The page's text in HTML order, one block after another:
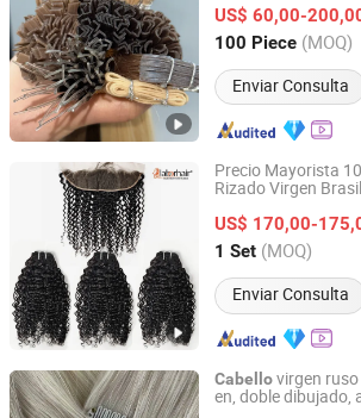
extensión de
US$ 60,00-
100 Piece (MOQ)
Enviar Consulta
Shandong, China Desde
Precio Mayorista
Rizado Virgen
13X4 Cierre Frontal
para una Cabeza
US$ 170,00-
1 Set (MOQ)
Enviar Consulta
Guangzhou Labor Hair Factory
Guangdong, China Desde
Cabellovirgen
en, doble dibujado,
Juancheng Sunze Hair Products Co., Ltd.